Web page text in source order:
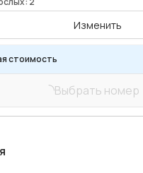
Изменить
стоимость
Выбрать номер